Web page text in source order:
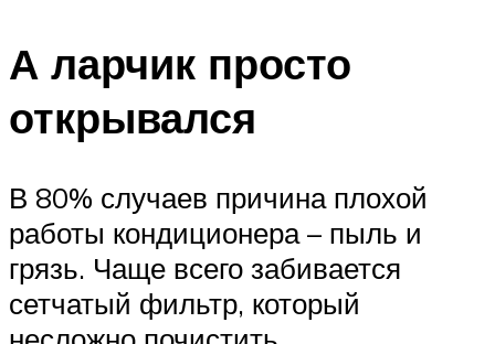
А ларчик просто
открывался
В 80% случаев причина плохой
работы кондиционера – пыль и
грязь. Чаще всего забивается
сетчатый фильтр, который